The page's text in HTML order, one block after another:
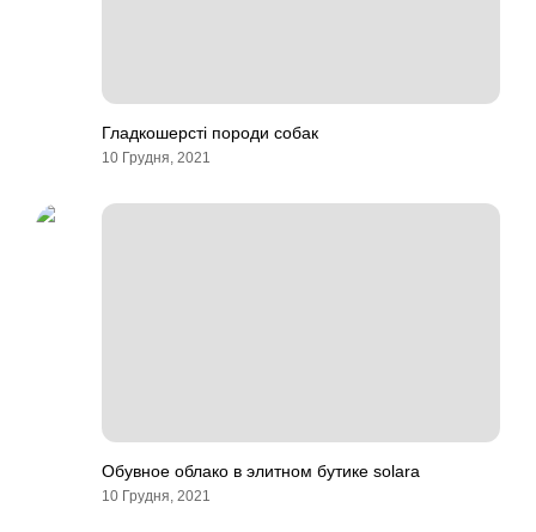
Гладкошерсті породи собак
10 Грудня, 2021
Обувное облако в элитном бутике solara
10 Грудня, 2021